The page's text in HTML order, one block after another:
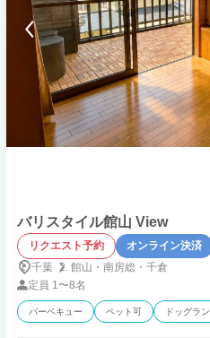
バリスタイル館山 View
リクエスト予約
オンライン決済
千葉
館山・ 南房総・ 千倉
定員 1〜8名
バーベキュー ペット可 ドッグラン